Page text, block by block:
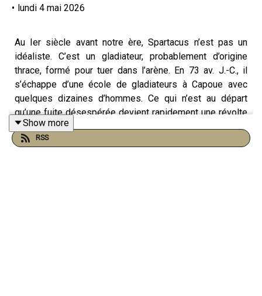
• lundi 4 mai 2026
Au Ier siècle avant notre ère, Spartacus n’est pas un
idéaliste. C’est un gladiateur, probablement d’origine
thrace, formé pour tuer dans l’arène. En 73 av. J.-C., il
s’échappe d’une école de gladiateurs à Capoue avec
quelques dizaines d’hommes. Ce qui n’est au départ
qu’une fuite désespérée devient rapidement une révolte
massive. En quelques mois, Spartacus rassemble des
dizaines de milliers d’esclaves, de déserteurs et de
Show more
RSS